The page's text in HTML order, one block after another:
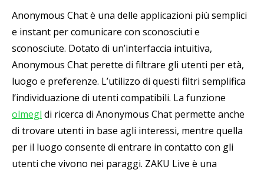
Anonymous Chat è una delle applicazioni più semplici
e instant per comunicare con sconosciuti e
sconosciute. Dotato di un’interfaccia intuitiva,
Anonymous Chat perette di filtrare gli utenti per età,
luogo e preferenze. L’utilizzo di questi filtri semplifica
l’individuazione di utenti compatibili. La funzione
olmegl di ricerca di Anonymous Chat permette anche
di trovare utenti in base agli interessi, mentre quella
per il luogo consente di entrare in contatto con gli
utenti che vivono nei paraggi. ZAKU Live è una